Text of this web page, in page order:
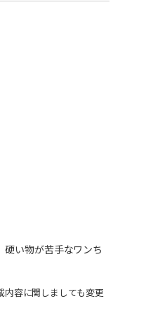
硬い物が苦手なワンち
容に関しましても変更